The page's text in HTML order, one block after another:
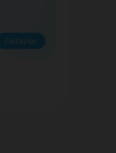
Detaylar